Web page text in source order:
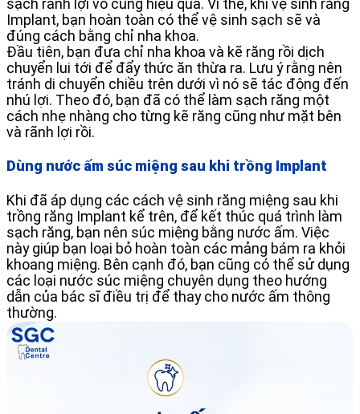
sạch rãnh lợi vô cùng hiệu quả. Vì thế, khi vệ sinh răng
Implant, bạn hoàn toàn có thể vệ sinh sạch sẽ và
đúng cách bằng chỉ nha khoa.
Đầu tiên, bạn đưa chỉ nha khoa và kẽ răng rồi dịch
chuyển lui tới để đẩy thức ăn thừa ra. Lưu ý rằng nên
tránh di chuyển chiều trên dưới vì nó sẽ tác động đến
nhú lợi. Theo đó, bạn đã có thể làm sạch răng một
cách nhẹ nhàng cho từng kẽ răng cũng như mặt bên
và rãnh lợi rồi.
Dùng nước ấm súc miệng sau khi trồng Implant
Khi đã áp dụng các cách vệ sinh răng miệng sau khi
trồng răng Implant kể trên, để kết thúc quá trình làm
sạch răng, bạn nên súc miệng bằng nước ấm. Việc
này giúp bạn loại bỏ hoàn toàn các mảng bám ra khỏi
khoang miệng. Bên cạnh đó, bạn cũng có thể sử dụng
các loại nước súc miệng chuyên dụng theo hướng
dẫn của bác sĩ điều trị để thay cho nước ấm thông
thường.